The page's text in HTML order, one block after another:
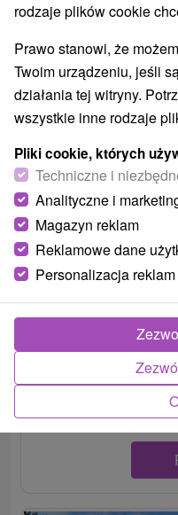
Penzión Kastelán
Rodinný penzión na
prostredí turistami
rodzaje plików cookie
Prawo stanowi, że
Twoim urządzeniu, jeśli
działania tej witryny.
wszystkie inne rodzaje
Pliki cookie, których
Techniczne i
Analityczne i
Magazyn reklam
Reklamowe dane
Personalizacja reklam